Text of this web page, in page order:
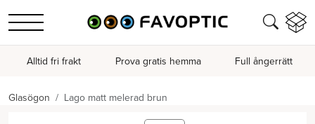
Alltid fri frakt Prova gratis hemma Full ångerrätt
Glasögon Lago matt melerad brun